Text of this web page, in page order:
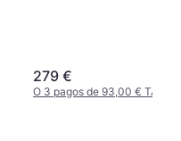
279 €
O 3 pagos de 93,00 € TAE